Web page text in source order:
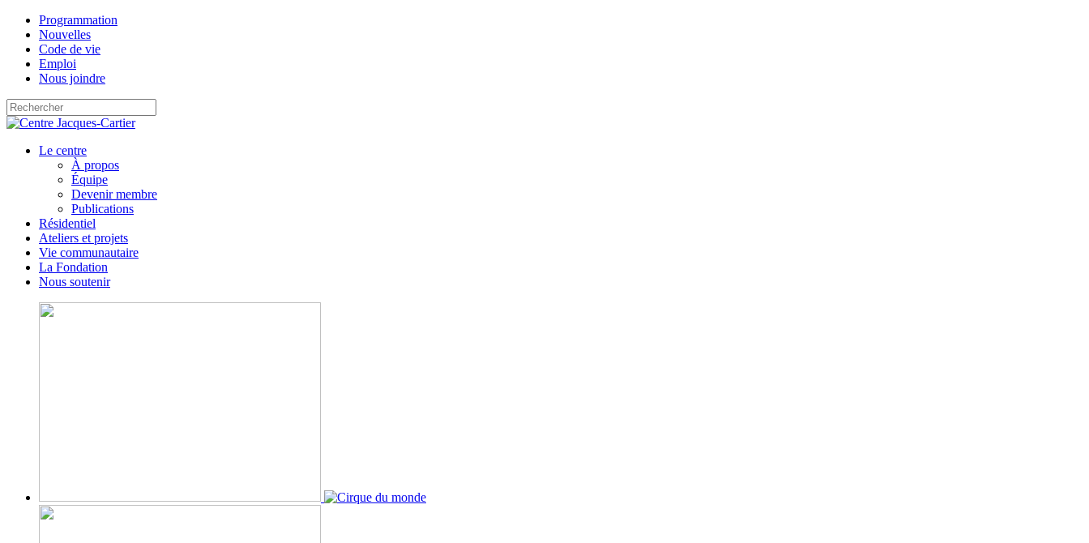
Programmation
Nouvelles
Code de vie
Emploi
Nous joindre
Le centre
À propos
Équipe
Devenir membre
Publications
Résidentiel
Ateliers et projets
Vie communautaire
La Fondation
Nous soutenir